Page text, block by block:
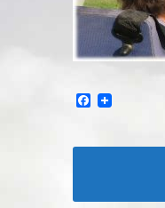
Facebook
Poste